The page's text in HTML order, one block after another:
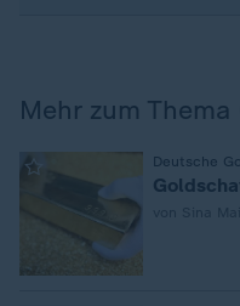
Mehr zum Thema
Deutsche
: